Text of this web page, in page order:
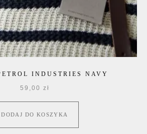
INDUSTRIES NAVY
59,00 zł
DODAJ DO KOSZYKA